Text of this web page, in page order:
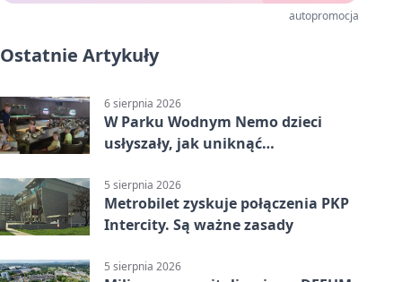
autopromocja
Ostatnie Artykuły
6 sierpnia 2026
W Parku Wodnym Nemo dzieci
usłyszały, jak uniknąć
5 sierpnia 2026
Metrobilet zyskuje połączenia PKP
Intercity. Są ważne zasady
5 sierpnia 2026